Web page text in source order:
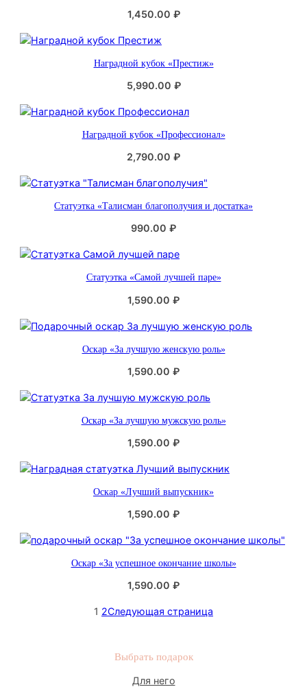
н
т
и
1,450.00 ₽
Наградной кубок «Престиж»
5,990.00 ₽
Наградной кубок «Профессионал»
2,790.00 ₽
Статуэтка «Талисман благополучия и достатка»
990.00 ₽
Статуэтка «Самой лучшей паре»
1,590.00 ₽
Оскар «За лучшую женскую роль»
1,590.00 ₽
Оскар «За лучшую мужскую роль»
1,590.00 ₽
Оскар «Лучший выпускник»
1,590.00 ₽
Оскар «За успешное окончание школы»
1,590.00 ₽
1 2Следующая страница
Выбрать подарок
Для него